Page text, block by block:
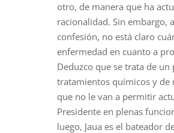
otro, de manera que ha
racionalidad. Sin embargo,
confesión, no está claro
enfermedad en cuanto a
Deduzco que se trata de un
tratamientos químicos y de
que no le van a permitir
Presidente en plenas
luego, Jaua es el bateador